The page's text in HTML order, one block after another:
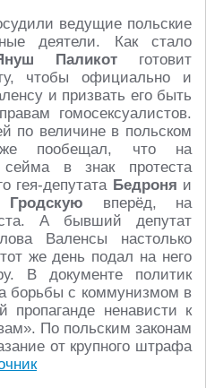
ведущие польские
деятели. Как стало
Паликотготовит
чтобы официально и
и призвать его быть
гомосексуалистов.
по величине в польском
пообещал, что на
в знак протеста
гея-депутата Бедроня и
Гродскую вперёд, на
А бывший депутат
Валенсы настолько
же день подал на него
В документе политик
борьбы с коммунизмом в
пропаганде ненависти к
По польским законам
от крупного штрафа